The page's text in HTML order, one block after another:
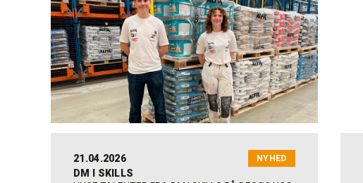
21.04.2026 NYHED
DM I SKILLS